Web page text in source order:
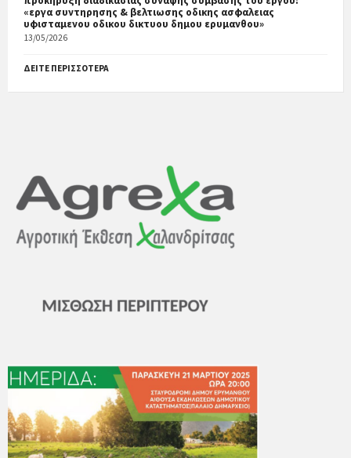
«εργα συντηρησης & βελτιωσης οδικης ασφαλειας
υφισταμενου οδικου δικτυου δημου ερυμανθου»
13/05/2026
ΔΕΊΤΕ ΠΕΡΙΣΣΌΤΕΡΑ